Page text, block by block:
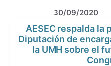
30/09/2020
AESEC respalda la
Diputación de
la UMH sobre el